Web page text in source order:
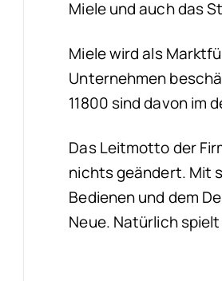
Miele und auch das
Miele wird als
Unternehmen
11800 sind davon im
Das Leitmotto der
nichts geändert. Mit
Bedienen und dem
Neue. Natürlich